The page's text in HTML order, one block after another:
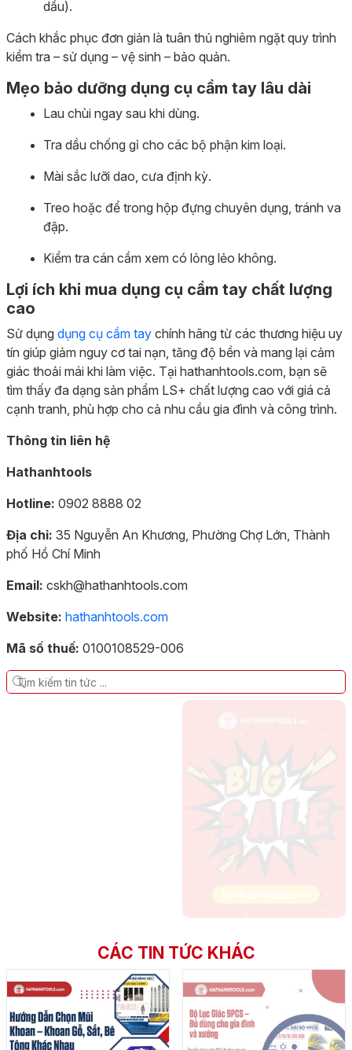
dầu).
Cách khắc phục đơn giản là tuân thủ nghiêm ngặt quy trình
kiểm tra – sử dụng – vệ sinh – bảo quản.
Mẹo bảo dưỡng dụng cụ cầm tay lâu dài
Lau chùi ngay sau khi dùng.
Tra dầu chống gỉ cho các bộ phận kim loại.
Mài sắc lưỡi dao, cưa định kỳ.
Treo hoặc để trong hộp đựng chuyên dụng, tránh va
đập.
Kiểm tra cán cầm xem có lỏng lẻo không.
Lợi ích khi mua dụng cụ cầm tay chất lượng
cao
Sử dụng dụng cụ cầm tay chính hãng từ các thương hiệu uy
tín giúp giảm nguy cơ tai nạn, tăng độ bền và mang lại cảm
giác thoải mái khi làm việc. Tại hathanhtools.com, bạn sẽ
tìm thấy đa dạng sản phẩm LS+ chất lượng cao với giá cả
cạnh tranh, phù hợp cho cả nhu cầu gia đình và công trình.
Thông tin liên hệ
Hathanhtools
Hotline: 0902 8888 02
Địa chỉ: 35 Nguyễn An Khương, Phường Chợ Lớn, Thành
phố Hồ Chí Minh
Email: cskh@hathanhtools.com
Website: hathanhtools.com
Mã số thuế: 0100108529-006
CÁC TIN TỨC KHÁC